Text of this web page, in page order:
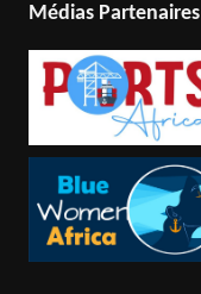
Médias Partenaires